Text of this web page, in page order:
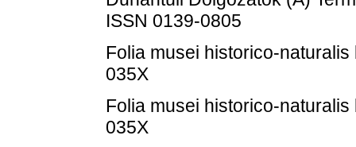
ISSN 0139-0805
Folia musei historico-
035X
Folia musei historico-
035X